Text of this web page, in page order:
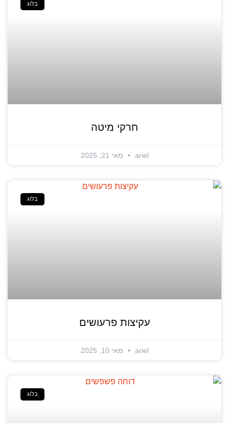
בלוג
חרקי מיטה
ariel מאי 21, 2025
בלוג
עקיצות פרעושים
ariel מאי 10, 2025
בלוג